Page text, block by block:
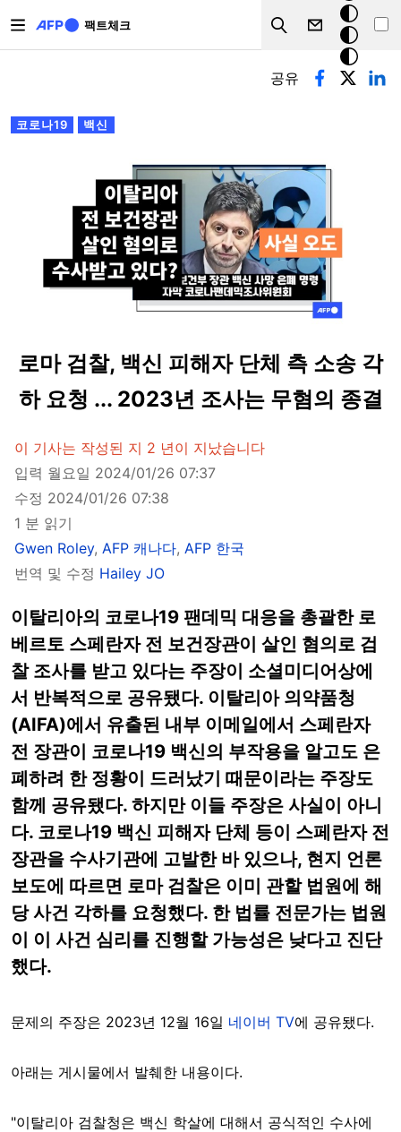
팩트체크
Search
크
모
드
기본탭
코로나19 백신
공유
로마 검찰, 백신 피해자 단체 측 소송 각
하 요청 ... 2023년 조사는 무혐의 종결
이 기사는 작성된 지 2 년이 지났습니다
입력 월요일 2024/01/26 07:37
수정 2024/01/26 07:38
1 분 읽기
Gwen Roley, AFP 캐나다, AFP 한국
번역 및 수정 Hailey JO
이탈리아의 코로나19 팬데믹 대응을 총괄한 로
베르토 스페란자 전 보건장관이 살인 혐의로 검
찰 조사를 받고 있다는 주장이 소셜미디어상에
서 반복적으로 공유됐다. 이탈리아 의약품청
(AIFA)에서 유출된 내부 이메일에서 스페란자
전 장관이 코로나19 백신의 부작용을 알고도 은
폐하려 한 정황이 드러났기 때문이라는 주장도
함께 공유됐다. 하지만 이들 주장은 사실이 아니
다. 코로나19 백신 피해자 단체 등이 스페란자 전
장관을 수사기관에 고발한 바 있으나, 현지 언론
보도에 따르면 로마 검찰은 이미 관할 법원에 해
당 사건 각하를 요청했다. 한 법률 전문가는 법원
이 이 사건 심리를 진행할 가능성은 낮다고 진단
했다.
문제의 주장은 2023년 12월 16일 네이버 TV에 공유됐다.
아래는 게시물에서 발췌한 내용이다.
"이탈리아 검찰청은 백신 학살에 대해서 공식적인 수사에